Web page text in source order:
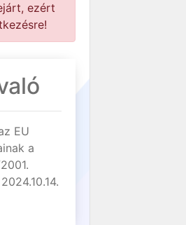
ezért
EU
a